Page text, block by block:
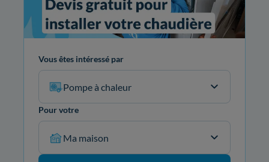
Vous êtes intéressé par
Pompe à chaleur
Pour votre
Ma maison